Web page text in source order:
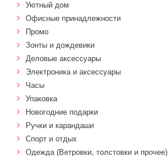
Уютный дом
Офисные принадлежности
Промо
Зонты и дождевики
Деловые аксессуары
Электроника и аксессуары
Часы
Упаковка
Новогодние подарки
Ручки и карандаши
Спорт и отдых
Одежда (Ветровки, толстовки и прочее)